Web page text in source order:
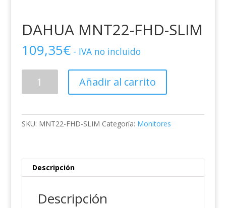
DAHUA MNT22-FHD-SLIM
109,35€ - IVA no incluido
MNT22-
cantidad
Añadir al carrito
SKU: MNT22-FHD-SLIM Categoría: Monitores
Descripción
Descripción